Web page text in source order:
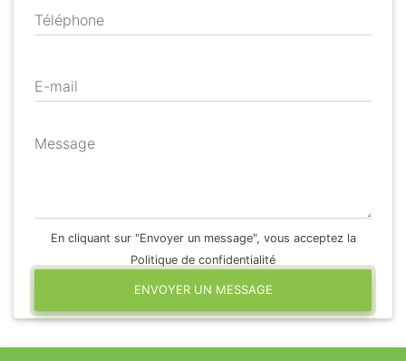
Téléphone
E-mail
Message
En cliquant sur "Envoyer un message", vous acceptez la
Politique de confidentialité
ENVOYER UN MESSAGE